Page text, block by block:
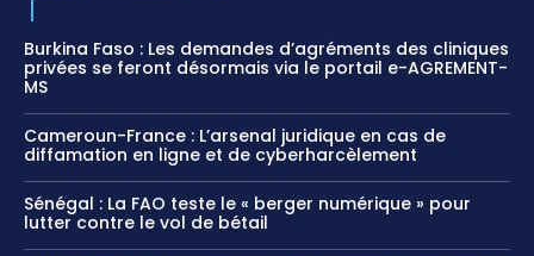
Burkina Faso : Les demandes d’agréments des cliniques
privées se feront désormais via le portail e-AGREMENT-
MS
Cameroun-France : L’arsenal juridique en cas de
diffamation en ligne et de cyberharcèlement
Sénégal : La FAO teste le « berger numérique » pour
lutter contre le vol de bétail